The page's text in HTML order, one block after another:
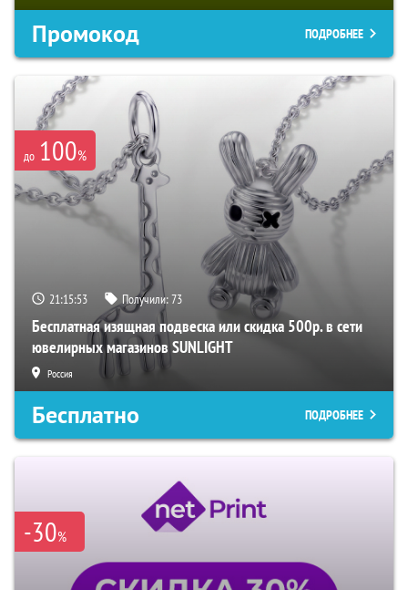
Промокод ПОДРОБНЕЕ
до 100%
21:15:52 Получили:73
Бесплатная изящная подвеска или скидка 500р. в сети
ювелирных магазинов SUNLIGHT
Россия
Бесплатно ПОДРОБНЕЕ
-30%